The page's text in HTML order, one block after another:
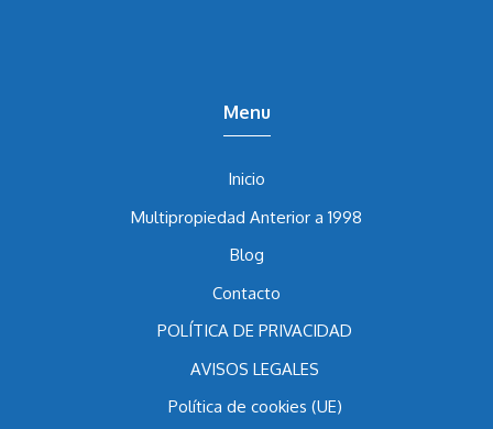
Menu
Inicio
Multipropiedad Anterior a 1998
Blog
Contacto
POLÍTICA DE PRIVACIDAD
AVISOS LEGALES
Política de cookies (UE)